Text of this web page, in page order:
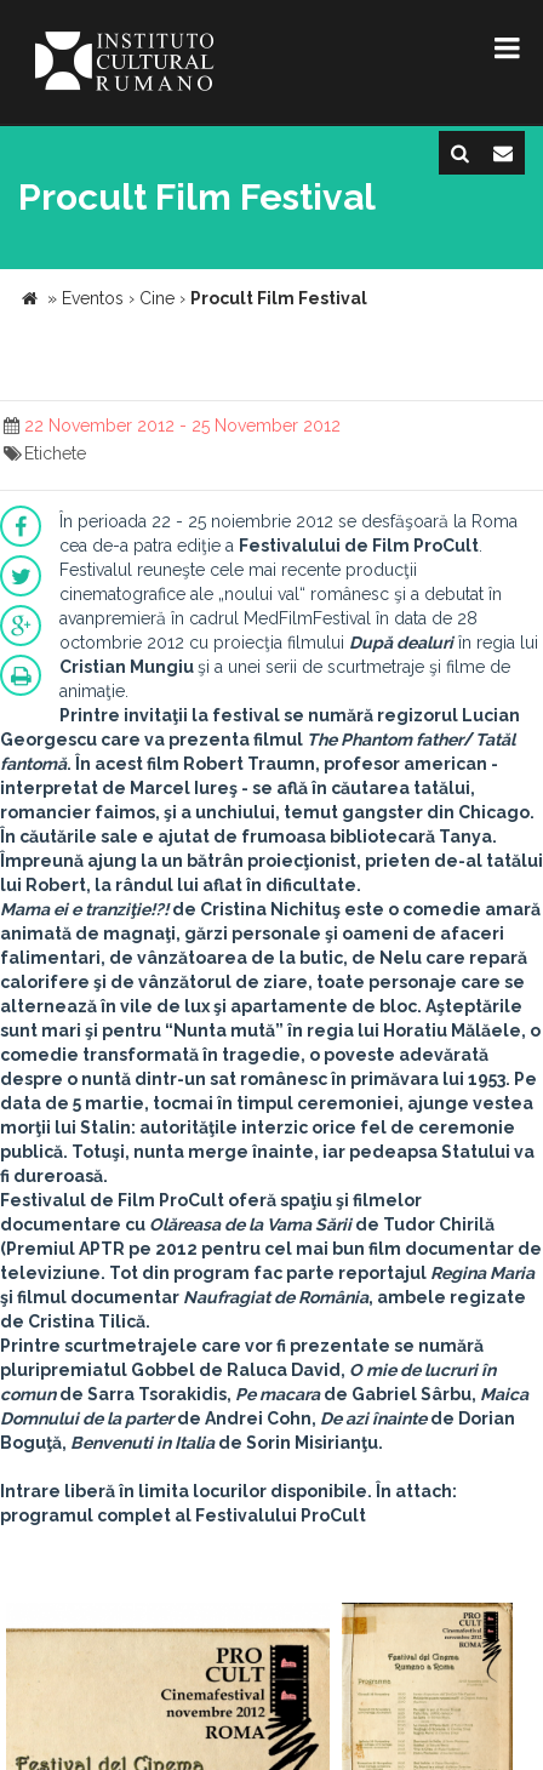
Procult Film Festival
» Eventos › Cine › Procult Film Festival
22 November 2012 - 25 November 2012
Etichete
În perioada 22 - 25 noiembrie 2012 se desfăşoară la Roma
cea de-a patra ediţie a Festivalului de Film ProCult
Festivalul reuneşte cele mai recente producţii
cinematografice ale „noului val“ românesc şi a debutat în
avanpremieră în cadrul MedFilmFestival în data de 28
octombrie 2012 cu proiecţia filmului După dealuriîn regia lui
Cristian Mungiuşi a unei serii de scurtmetraje şi filme de
animaţie.
Printre invitaţii la festival se numără regizorul Lucian
Georgescu care va prezenta filmul The Phantom father/Tatăl
fantomă. În acest film Robert Traumn, profesor american -
interpretat de Marcel Iureş - se află în căutarea tatălui,
romancier faimos, şi a unchiului, temut gangster din Chicago.
În căutările sale e ajutat de frumoasa bibliotecară Tanya.
Împreună ajung la un bătrân proiecţionist, prieten de-al tatălui
lui Robert, la rândul lui aflat în dificultate.
Mama ei e tranziţie!?!de Cristina Nichituş este o comedie amară
animată de magnaţi, gărzi personale şi oameni de afaceri
falimentari, de vânzătoarea de la butic, de Nelu care repară
calorifere şi de vânzătorul de ziare, toate personaje care se
alternează în vile de lux şi apartamente de bloc. Aşteptările
sunt mari şi pentru “Nunta mută” în regia lui Horatiu Mălăele, o
comedie transformată în tragedie, o poveste adevărată
despre o nuntă dintr-un sat românesc în primăvara lui 1953. Pe
data de 5 martie, tocmai în timpul ceremoniei, ajunge vestea
morţii lui Stalin: autorităţile interzic orice fel de ceremonie
publică. Totuşi, nunta merge înainte, iar pedeapsa Statului va
fi dureroasă.
Festivalul de Film ProCult oferă spaţiu şi filmelor
documentare cu Olăreasa de la Vama Săriide Tudor Chirilă
(Premiul APTR pe 2012 pentru cel mai bun film documentar de
televiziune. Tot din program fac parte reportajul Regina Maria
şi filmul documentar Naufragiat de România, ambele regizate
de Cristina Tilică.
Printre scurtmetrajele care vor fi prezentate se numără
pluripremiatul Gobbel de Raluca David, O mie de lucruri în
comunde Sarra Tsorakidis, Pe macarade Gabriel Sârbu, Maica
Domnului de la parterde Andrei Cohn, De azi înaintede Dorian
Boguţă, Benvenuti in Italiade Sorin Misirianţu.
Intrare liberă în limita locurilor disponibile. În attach:
programul complet al Festivalului ProCult